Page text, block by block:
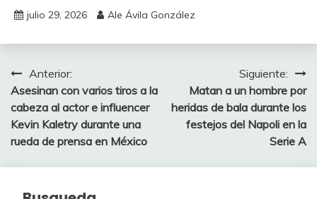
julio 29, 2026 Ale Ávila González
Navegación
de
entradas
Anterior:
Asesinan con varios tiros a la
cabeza al actor e influencer
Kevin Kaletry durante una
rueda de prensa en México
Siguiente:
Matan a un hombre por
heridas de bala durante los
festejos del Napoli en la
Serie A